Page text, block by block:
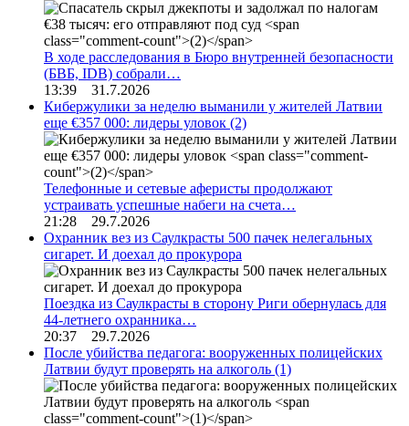
В ходе расследования в Бюро внутренней безопасности
(БВБ, IDB) собрали…
13:39 31.7.2026
Кибержулики за неделю выманили у жителей Латвии
еще €357 000: лидеры уловок (2)
Телефонные и сетевые аферисты продолжают
устраивать успешные набеги на счета…
21:28 29.7.2026
Охранник вез из Саулкрасты 500 пачек нелегальных
сигарет. И доехал до прокурора
Поездка из Саулкрасты в сторону Риги обернулась для
44-летнего охранника…
20:37 29.7.2026
После убийства педагога: вооруженных полицейских
Латвии будут проверять на алкоголь (1)